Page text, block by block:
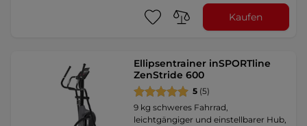
Kaufen
Ellipsentrainer inSPORTline
ZenStride 600
5 (5)
9 kg schweres Fahrrad,
leichtgängiger und einstellbarer Hub,